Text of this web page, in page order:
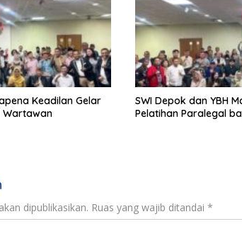
Keadilan Gelar
Wartawan
SWI Depok dan YBH
Pelatihan Paralegal
dipublikasikan. Ruas yang wajib ditandai *